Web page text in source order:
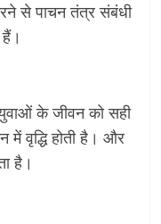
से पाचन तंत्र संबंधी
के जीवन को सही
में वृद्धि होती है। और
है।